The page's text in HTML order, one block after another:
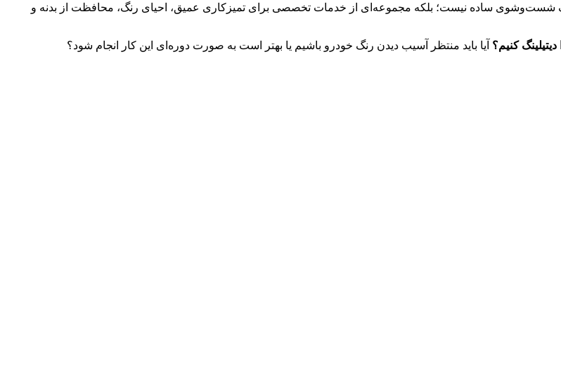
شست‌وشوی ساده نیست؛ بلکه مجموعه‌ای از خدمات تخصصی برای تمیزکاری عمیق، احیای رنگ، محافظت از بدنه و
کنیم؟ آیا باید منتظر آسیب دیدن رنگ خودرو باشیم یا بهتر است به صورت دوره‌ای این کار انجام شود؟